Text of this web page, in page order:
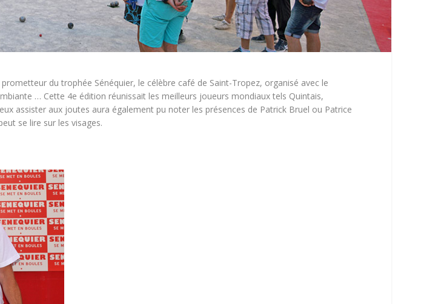
du trophée Sénéquier, le célèbre café de Saint-Tropez, organisé avec le
… Cette 4e édition réunissait les meilleurs joueurs mondiaux tels Quintais,
assister aux joutes aura également pu noter les présences de Patrick Bruel ou Patrice
se lire sur les visages.